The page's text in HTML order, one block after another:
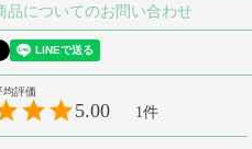
品についてのお問い合わせ
5.00 1